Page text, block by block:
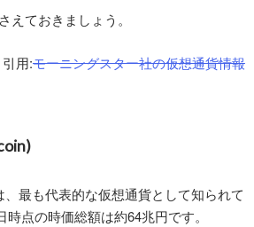
えておきましょう。
用:モーニングスター社の仮想通貨情報
、最も代表的な仮想通貨として知られて
点の時価総額は約64兆円です。